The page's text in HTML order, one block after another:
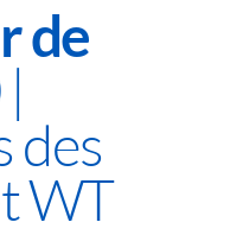
de
|
des
WT